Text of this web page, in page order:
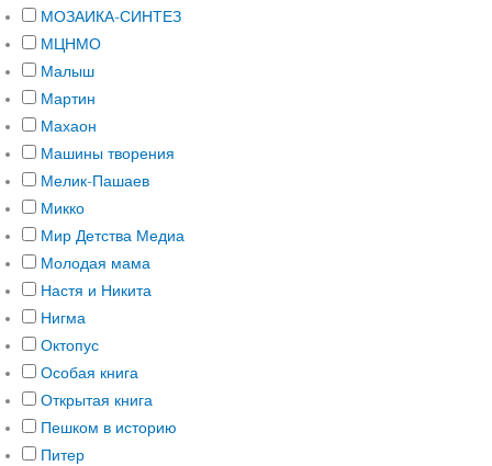
МОЗАИКА-СИНТЕЗ
МЦНМО
Малыш
Мартин
Махаон
Машины творения
Мелик-Пашаев
Микко
Мир Детства Медиа
Молодая мама
Настя и Никита
Нигма
Октопус
Особая книга
Открытая книга
Пешком в историю
Питер